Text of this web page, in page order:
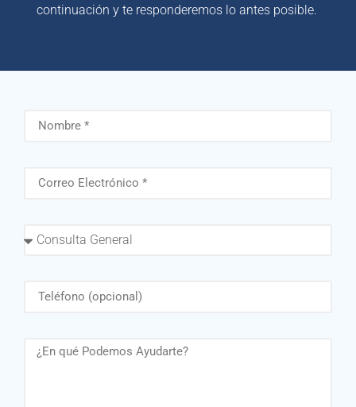
continuación y te responderemos lo antes posible.